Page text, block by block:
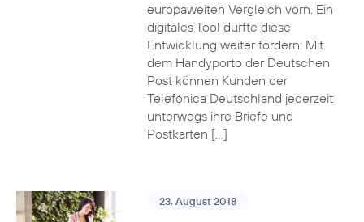
europaweiten Vergleich vorn. Ein
digitales Tool dürfte diese
Entwicklung weiter fördern: Mit
dem Handyporto der Deutschen
Post können Kunden der
Telefónica Deutschland jederzeit
unterwegs ihre Briefe und
Postkarten […]
23. August 2018